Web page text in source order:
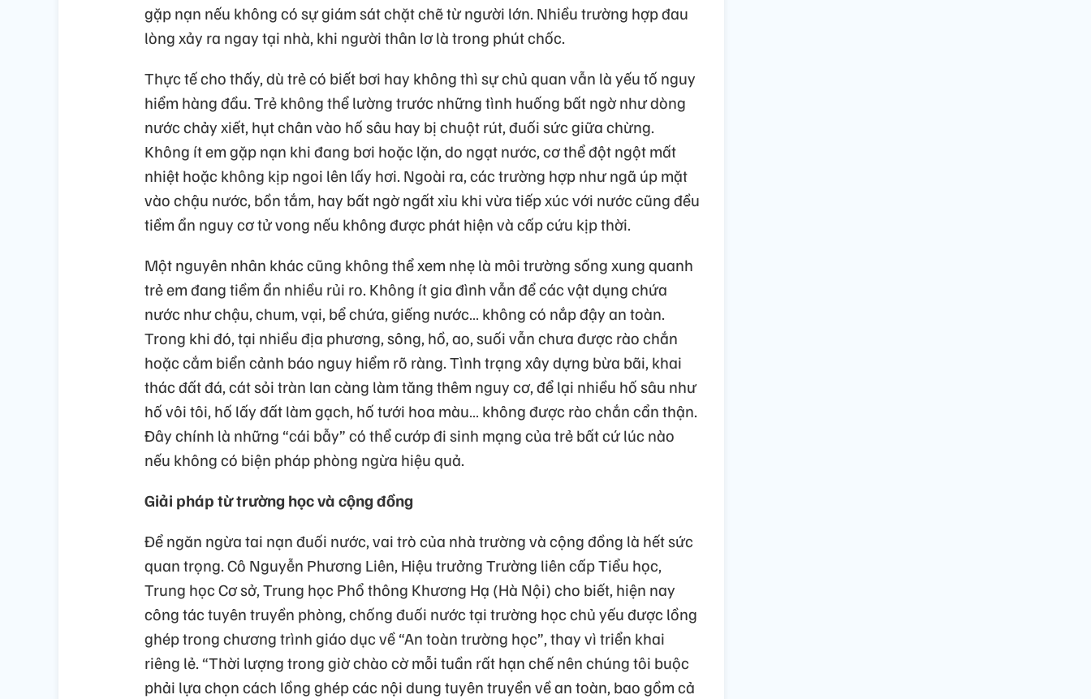
gặp nạn nếu không có sự giám sát chặt chẽ từ người lớn. Nhiều trường hợp đau
lòng xảy ra ngay tại nhà, khi người thân lơ là trong phút chốc.
Thực tế cho thấy, dù trẻ có biết bơi hay không thì sự chủ quan vẫn là yếu tố nguy
hiểm hàng đầu. Trẻ không thể lường trước những tình huống bất ngờ như dòng
nước chảy xiết, hụt chân vào hố sâu hay bị chuột rút, đuối sức giữa chừng.
Không ít em gặp nạn khi đang bơi hoặc lặn, do ngạt nước, cơ thể đột ngột mất
nhiệt hoặc không kịp ngoi lên lấy hơi. Ngoài ra, các trường hợp như ngã úp mặt
vào chậu nước, bồn tắm, hay bất ngờ ngất xỉu khi vừa tiếp xúc với nước cũng đều
tiềm ẩn nguy cơ tử vong nếu không được phát hiện và cấp cứu kịp thời.
Một nguyên nhân khác cũng không thể xem nhẹ là môi trường sống xung quanh
trẻ em đang tiềm ẩn nhiều rủi ro. Không ít gia đình vẫn để các vật dụng chứa
nước như chậu, chum, vại, bể chứa, giếng nước… không có nắp đậy an toàn.
Trong khi đó, tại nhiều địa phương, sông, hồ, ao, suối vẫn chưa được rào chắn
hoặc cắm biển cảnh báo nguy hiểm rõ ràng. Tình trạng xây dựng bừa bãi, khai
thác đất đá, cát sỏi tràn lan càng làm tăng thêm nguy cơ, để lại nhiều hố sâu như
hố vôi tôi, hố lấy đất làm gạch, hố tưới hoa màu… không được rào chắn cẩn thận.
Đây chính là những “cái bẫy” có thể cướp đi sinh mạng của trẻ bất cứ lúc nào
nếu không có biện pháp phòng ngừa hiệu quả.
Giải pháp từ trường học và cộng đồng
Để ngăn ngừa tai nạn đuối nước, vai trò của nhà trường và cộng đồng là hết sức
quan trọng. Cô Nguyễn Phương Liên, Hiệu trưởng Trường liên cấp Tiểu học,
Trung học Cơ sở, Trung học Phổ thông Khương Hạ (Hà Nội) cho biết, hiện nay
công tác tuyên truyền phòng, chống đuối nước tại trường học chủ yếu được lồng
ghép trong chương trình giáo dục về “An toàn trường học”, thay vì triển khai
riêng lẻ. “Thời lượng trong giờ chào cờ mỗi tuần rất hạn chế nên chúng tôi buộc
phải lựa chọn cách lồng ghép các nội dung tuyên truyền về an toàn, bao gồm cả